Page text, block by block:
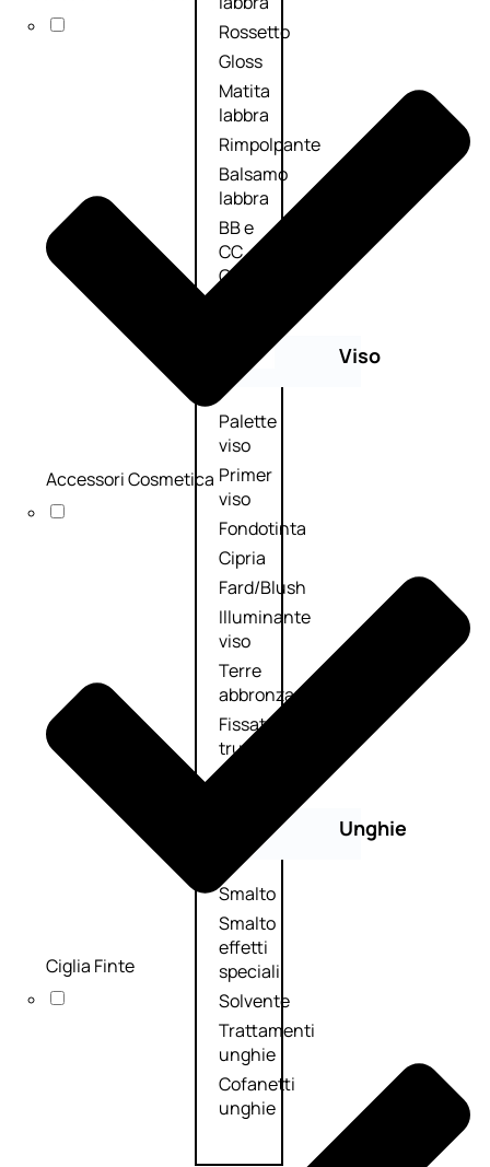
Rossetto
Gloss
Matita
labbra
Rimpolpante
Balsamo
labbra
BB e
CC
Cream
Viso
Palette
viso
Primer
viso
Fondotinta
Cipria
Fard/Blush
Illuminante
viso
Terre
abbronzanti
Fissatore
trucco
Unghie
Smalto
Smalto
effetti
speciali
Solvente
Trattamenti
unghie
Cofanetti
unghie
Accessori Cosmetica
Ciglia Finte